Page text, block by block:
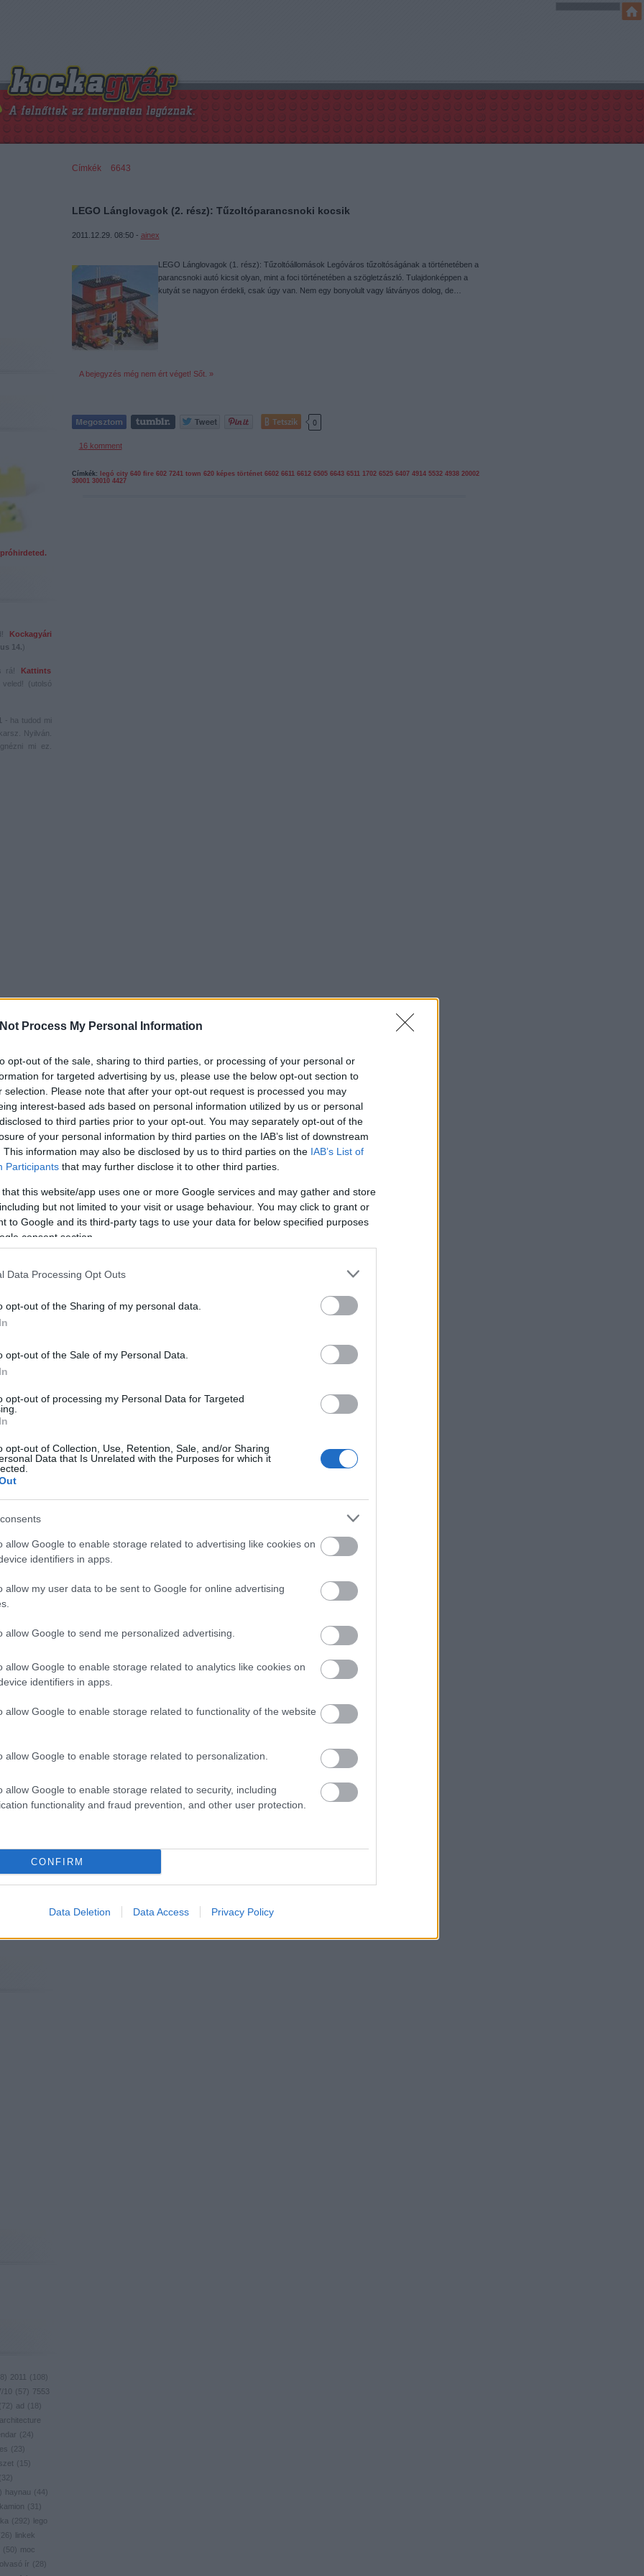
Process My Personal Information
opt-out of the sale, sharing to third parties, or processing of your personal or
for targeted advertising by us, please use the below opt-out section to
selection. Please note that after your opt-out request is processed you may
interest-based ads based on personal information utilized by us or personal
to third parties prior to your opt-out. You may separately opt-out of the
of your personal information by third parties on the IAB’s list of downstream
This information may also be disclosed by us to third parties on the IAB’s List of
Participants that may further disclose it to other third parties.
that this website/app uses one or more Google services and may gather and store
but not limited to your visit or usage behaviour. You may click to grant or
to Google and its third-party tags to use your data for below specified purposes
consent section.
Data Processing Opt Outs
opt-out of the Sharing of my personal data.
opt-out of the Sale of my Personal Data.
opt-out of processing my Personal Data for Targeted
opt-out of Collection, Use, Retention, Sale, and/or Sharing
Data that Is Unrelated with the Purposes for which it
allow Google to enable storage related to advertising like cookies on
identifiers in apps.
allow my user data to be sent to Google for online advertising
allow Google to send me personalized advertising.
allow Google to enable storage related to analytics like cookies on
identifiers in apps.
allow Google to enable storage related to functionality of the website
allow Google to enable storage related to personalization.
allow Google to enable storage related to security, including
functionality and fraud prevention, and other user protection.
CONFIRM
Data Deletion Data Access Privacy Policy
Kockagyári
14.)
rá!
Kattints
(utolsó
- ha tudod mi
Nyilván.
mi ez.
nem tudod
kattints!
árak
LEGO, van
játszik:
használtan
7636
) 2011 ( 108 )
10 ( 57) 7553
72) ad ( 18 )
architecture
( 24)
( 23)
( 15)
32)
) haynau ( 44)
kamion ( 31
)
( 292)
lego
26 )
linkek
( 50) moc
olvasó ír ( 28 )
Címkék» 6643
LEGO Lánglovagok (2. rész): Tűzoltóparancsnoki kocsik
2011.12.29. 08:50 - ainex
LEGO Lánglovagok (1. rész): Tűzoltóállomások Legóváros tűzoltóságának a történetében a
parancsnoki autó kicsit olyan, mint a foci történetében a szögletzászló. Tulajdonképpen a
kutyát se nagyon érdekli, csak úgy van. Nem egy bonyolult vagy látványos dolog, de…
A bejegyzés még nem ért véget! Sőt. »
Tetszik 0
16komment
Címkék: legó city 640 fire 602 7241 town 620 képes történet 6602 6611 6612 6505 6643 6511 1702 6525 6407 4914 5532 4938 20002
30001 30010 4427